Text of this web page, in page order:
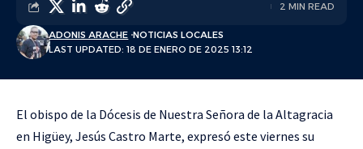
LAST UPDATED: 18 DE ENERO DE 2025 13:12
ADONIS ARACHE NOTICIAS LOCALES
2 MIN READ
El obispo de la Dócesis de Nuestra Señora de la Altagracia
en Higüey, Jesús Castro Marte, expresó este viernes su